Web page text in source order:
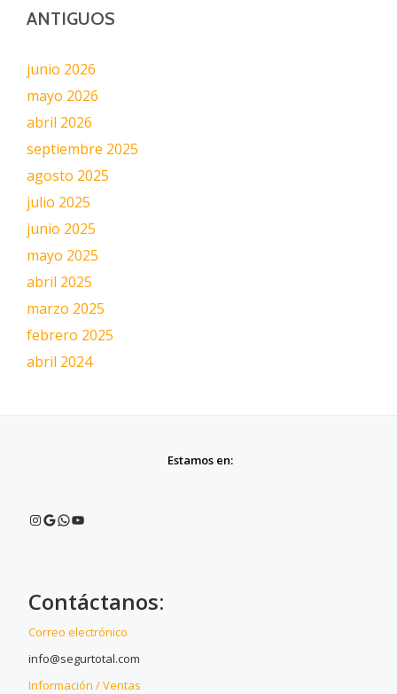
ANTIGUOS
junio 2026
mayo 2026
abril 2026
septiembre 2025
agosto 2025
julio 2025
junio 2025
mayo 2025
abril 2025
marzo 2025
febrero 2025
abril 2024
Estamos en:
Instagram
Google
WhatsApp
YouTube
Contáctanos:
Correo electrónico
info@segurtotal.com
Información / Ventas